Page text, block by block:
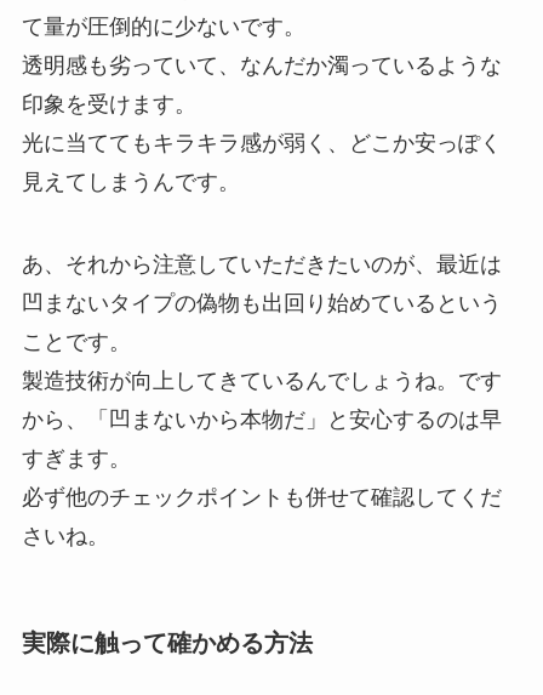
て量が圧倒的に少ないです。
透明感も劣っていて、なんだか濁っているような
印象を受けます。
光に当ててもキラキラ感が弱く、どこか安っぽく
見えてしまうんです。
あ、それから注意していただきたいのが、最近は
凹まないタイプの偽物も出回り始めているという
ことです。
製造技術が向上してきているんでしょうね。です
から、「凹まないから本物だ」と安心するのは早
すぎます。
必ず他のチェックポイントも併せて確認してくだ
さいね。
実際に触って確かめる方法